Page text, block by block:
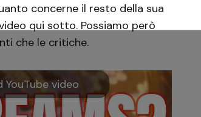
concerne il resto della sua
qui sotto. Possiamo però
che le critiche.
video